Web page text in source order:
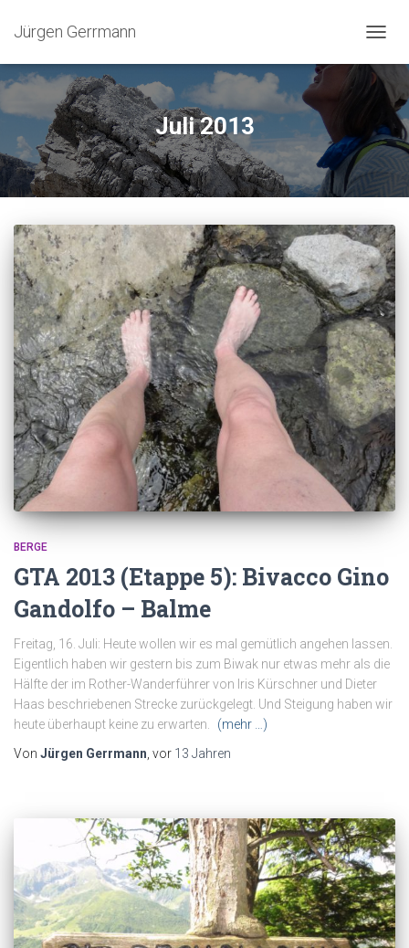
Jürgen Gerrmann
Juli 2013
BERGE
GTA 2013 (Etappe 5): Bivacco Gino
Gandolfo – Balme
Freitag, 16. Juli: Heute wollen wir es mal gemütlich angehen lassen.
Eigentlich haben wir gestern bis zum Biwak nur etwas mehr als die
Hälfte der im Rother-Wanderführer von Iris Kürschner und Dieter
Haas beschriebenen Strecke zurückgelegt. Und Steigung haben wir
heute überhaupt keine zu erwarten.
(mehr …)
Von Jürgen Gerrmann , vor 13 Jahren